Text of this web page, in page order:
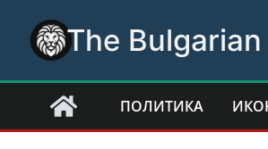
content
The
ПОЛИТИКА